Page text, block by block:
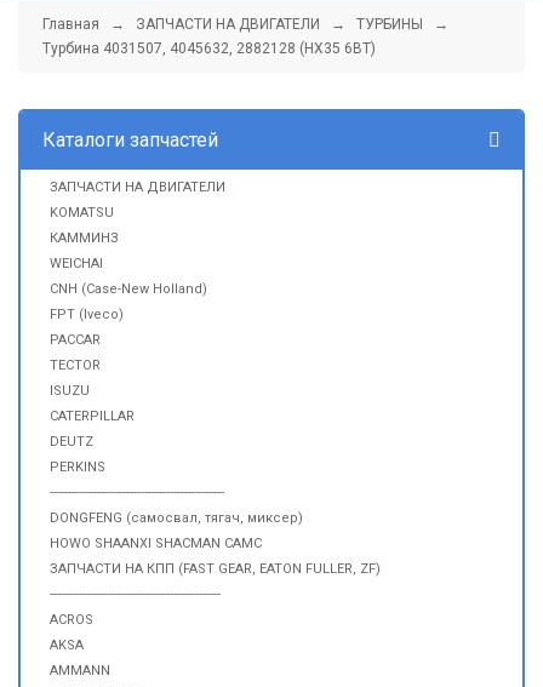
Главная → ЗАПЧАСТИ НА ДВИГАТЕЛИ → ТУРБИНЫ
→
Турбина 4031507, 4045632, 2882128 (HX35 6BT)
Каталоги запчастей
ЗАПЧАСТИ НА ДВИГАТЕЛИ
KOMATSU
КАММИНЗ
WEICHAI
CNH (Case-New Holland)
FPT (Iveco)
PACCAR
TECTOR
ISUZU
CATERPILLAR
DEUTZ
PERKINS
------------------------------------------------
DONGFENG (самосвал, тягач, миксер)
HOWO SHAANXI SHACMAN CAMC
ЗАПЧАСТИ НА КПП (FAST GEAR, EATON FULLER, ZF)
-----------------------------------------------
ACROS
AKSA
AMMANN